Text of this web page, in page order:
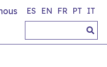
ES EN FR PT IT